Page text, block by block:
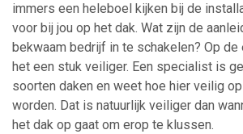
immers een heleboel kijken bij de
voor bij jou op het dak. Wat zijn de
bekwaam bedrijf in te schakelen? Op
het een stuk veiliger. Een specialist is
soorten daken en weet hoe hier veilig
worden. Dat is natuurlijk veiliger dan
het dak op gaat om erop te klussen.